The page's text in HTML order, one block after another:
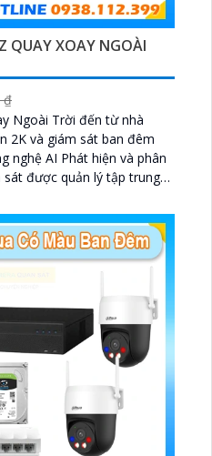
QUAY XOAY NGOÀI
₫
Ngoài Trời đến từ nhà
2K và giám sát ban đêm
nghệ AI Phát hiện và phân
sát được quản lý tập trung